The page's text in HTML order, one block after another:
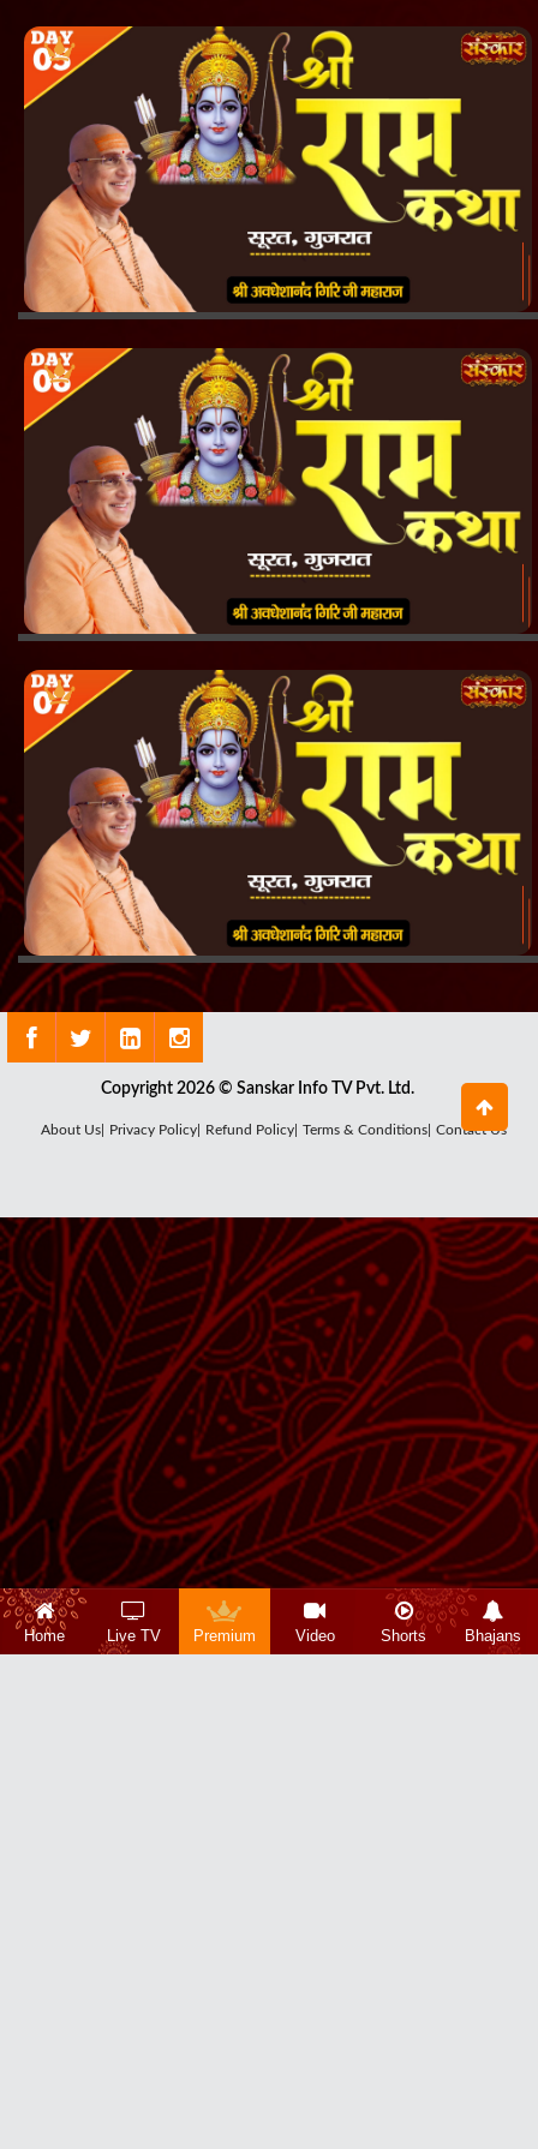
Copyright 2026 © Sanskar Info TV Pvt. Ltd.
About Us| Privacy Policy| Refund Policy| Terms & Conditions| Contact Us
Home Live TV Premium Video Shorts Bhajans